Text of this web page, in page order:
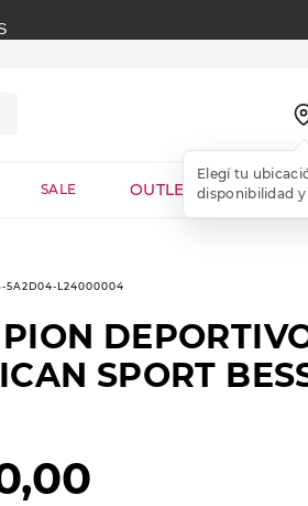
SALE OUTLET WEB
5A2D04-L24000004
SPORT
,00